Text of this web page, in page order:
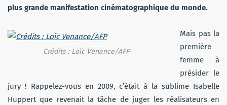
plus grande manifestation cinématographique du monde.
Crédits : Loïc Venance/AFP
Mais pas la
première
femme à
présider le
jury ! Rappelez-vous en 2009, c’était à la sublime Isabelle
Huppert que revenait la tâche de juger les réalisateurs en